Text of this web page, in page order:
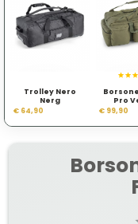
Trolley Nero
Nerg
€ 64,90
Pro
€ 99,90